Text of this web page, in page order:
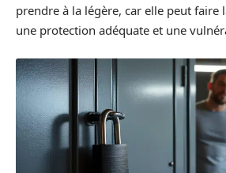
prendre à la légère, car elle peut faire
une protection adéquate et une